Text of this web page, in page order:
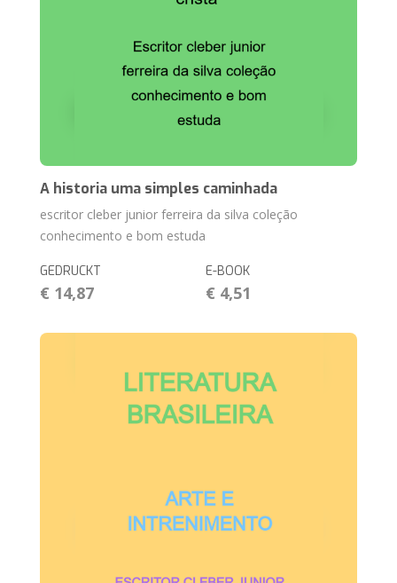
A historia uma simples caminhada
escritor cleber junior ferreira da silva coleção
conhecimento e bom estuda
GEDRUCKT
€ 14,87
E-BOOK
€ 4,51